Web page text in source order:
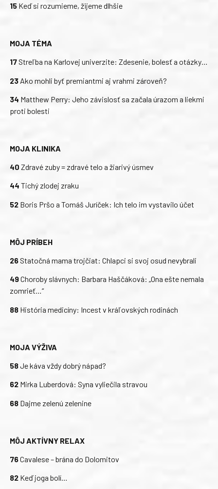
15 Keď si rozumieme, žijeme dlhšie
MOJA TÉMA
17Streľba na Karlovej univerzite: Zdesenie, bolesť a otázky…
23 Ako mohli byť premiantmi aj vrahmi zároveň?
34 Matthew Perry: Jeho závislosť sa začala úrazom a liekmi
proti bolesti
MOJA KLINIKA
40 Zdravé zuby = zdravé telo a žiarivý úsmev
44 Tichý zlodej zraku
52 Boris Pršo a Tomáš Juríček: Ich telo im vystavilo účet
MÔJ PRÍBEH
26Statočná mama trojčiat: Chlapci si svoj osud nevybrali
49Choroby slávnych: Barbara Haščáková: „Ona ešte nemala
zomrieť…“
88 História medicíny: Incest v kráľovských rodinách
MOJA VÝŽIVA
58Je káva vždy dobrý nápad?
62 Mirka Luberdová: Syna vyliečila stravou
68 Dajme zelenú zelenine
MÔJ AKTÍVNY RELAX
76Cavalese – brána do Dolomitov
82 Keď joga bolí…